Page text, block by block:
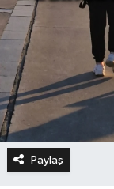
Paylaş